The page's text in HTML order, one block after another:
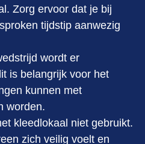
Zorg ervoor dat je bij
tijdstip aanwezig
wordt er
is belangrijk voor het
kunnen met
worden.
kleedlokaal niet gebruikt.
zich veilig voelt en